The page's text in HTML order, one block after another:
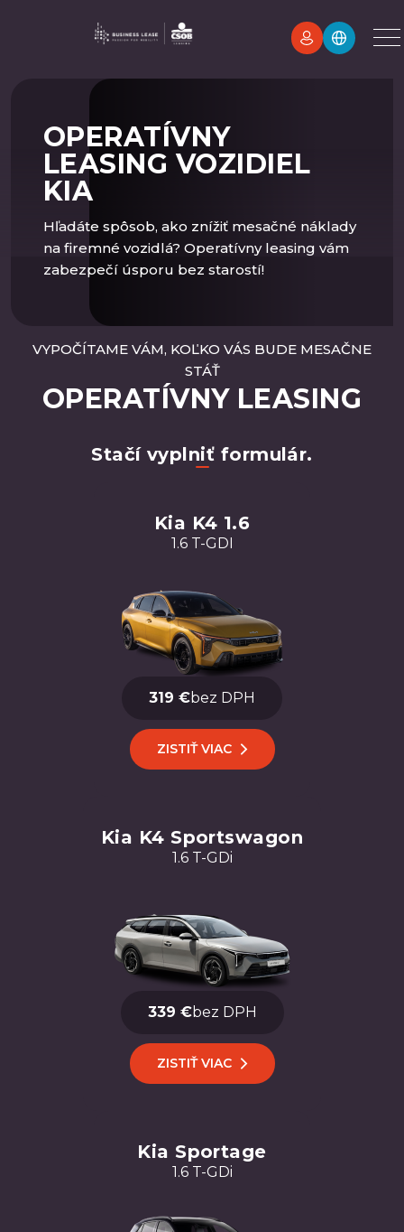
OPERATÍVNY
LEASING VOZIDIEL
KIA
Hľadáte spôsob, ako znížiť mesačné náklady
na firemné vozidlá? Operatívny leasing vám
zabezpečí úsporu bez starostí!
VYPOČÍTAME VÁM, KOĽKO VÁS BUDE MESAČNE
STÁŤ
OPERATÍVNY LEASING
Stačí vyplniť formulár.
Kia K4 1.6
1.6 T-GDI
319 €bez DPH
ZISTIŤ VIAC
Kia K4 Sportswagon
1.6 T-GDi
339 €bez DPH
ZISTIŤ VIAC
Kia Sportage
1.6 T-GDi